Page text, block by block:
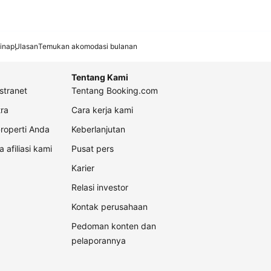
UlasanTemukan akomodasi bulanan
Anda
afiliasi kami
Tentang Kami
Tentang Booking.com
Cara kerja kami
Keberlanjutan
Pusat pers
Karier
Relasi investor
Kontak perusahaan
Pedoman konten dan
pelaporannya